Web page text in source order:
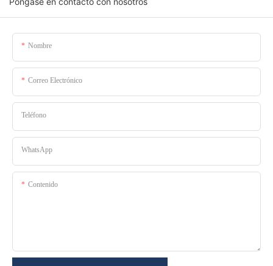
Nombre
Correo Electrónico
Teléfono
WhatsApp
Contenido